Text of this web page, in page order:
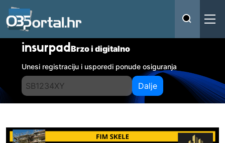
insurpadBrzo i digitalno
Unesi registraciju i usporedi ponude osiguranja
Dalje